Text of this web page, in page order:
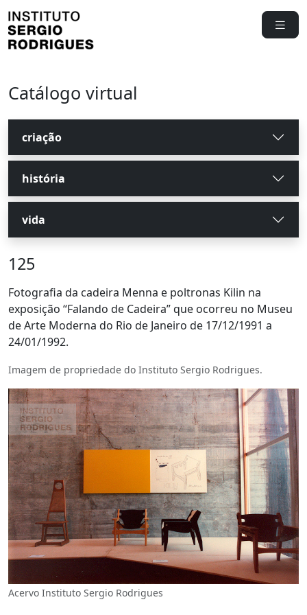
Catálogo virtual
criação
história
vida
125
Fotografia da cadeira Menna e poltronas Kilin na
exposição “Falando de Cadeira” que ocorreu no Museu
de Arte Moderna do Rio de Janeiro de 17/12/1991 a
24/01/1992.
Imagem de propriedade do Instituto Sergio Rodrigues.
Acervo Instituto Sergio Rodrigues